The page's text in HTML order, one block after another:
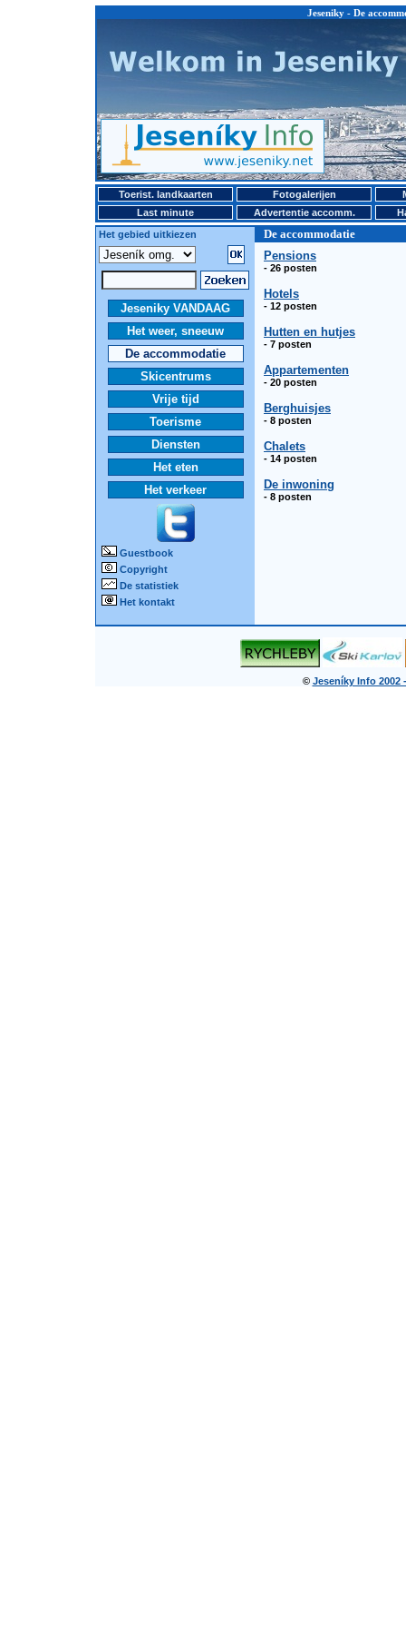
Jeseniky - De
Toerist. landkaarten Fotogalerijen
Last minute
Advertentie accomm.
Het gebied uitkiezen
De accommodatie
Jeseniky VANDAAG
Het weer, sneeuw
De accommodatie
Skicentrums
Vrije tijd
Toerisme
Diensten
Het eten
Het verkeer
Guestbook
Copyright
De statistiek
Het kontakt
Pensions
- 26 posten
Hotels
- 12 posten
Hutten en hutjes
- 7 posten
Appartementen
- 20 posten
Berghuisjes
- 8 posten
Chalets
- 14 posten
De inwoning
- 8 posten
© Jeseníky Info 2002